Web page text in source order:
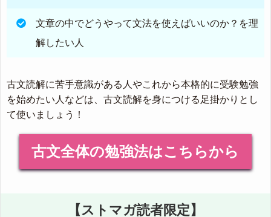
文章の中でどうやって文法を使えばいいのか？を理
解したい人
古文読解に苦手意識がある人やこれから本格的に受験勉強
を始めたい人などは、古文読解を身につける足掛かりとし
て使いましょう！
古文全体の勉強法はこちらから
【ストマガ読者限定】